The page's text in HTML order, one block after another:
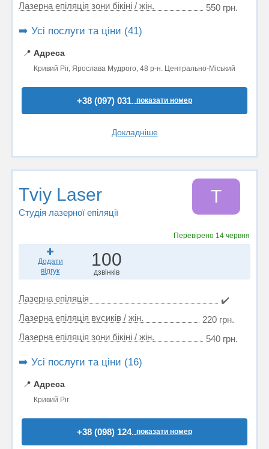
Лазерна епіляція зони бікіні / жін.
550 грн.
➡️ Усі послуги та ціни (41)
📍 Адреса
Кривий Ріг, Ярослава Мудрого, 48 р-н. Центрально-Міський
+38 (097) 031..показати номер
Докладніше
Tviy Laser
Студія лазерної епіляції
T
Перевірено 14 червня
Додати
відгук
100
дзвінків
Лазерна епіляція
✔️
Лазерна епіляція вусиків / жін.
220 грн.
Лазерна епіляція зони бікіні / жін.
540 грн.
➡️ Усі послуги та ціни (16)
📍 Адреса
Кривий Ріг
+38 (098) 124..показати номер